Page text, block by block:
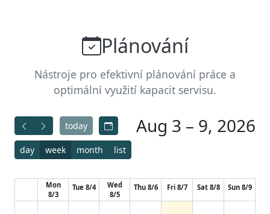
Plánování
Nástroje pro efektivní plánování práce a
optimální využití kapacit servisu.
today Aug 3 – 9, 2026
day week month list
Mon
8/3
Tue 8/4
Wed
8/5
Thu 8/6 Fri 8/7 Sat 8/8 Sun 8/9